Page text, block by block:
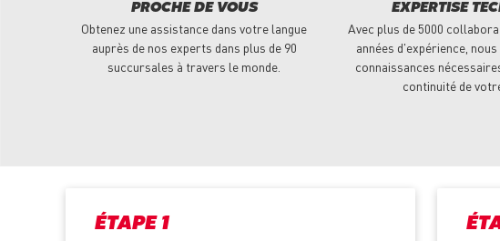
PROCHE DE VOUS
Obtenez une assistance dans votre langue
auprès de nos experts dans plus de 90
succursales à travers le monde.
EXPERTISE
Avec plus de 5000
années d'expérience,
connaissances
continuité de
ÉTAPE 1